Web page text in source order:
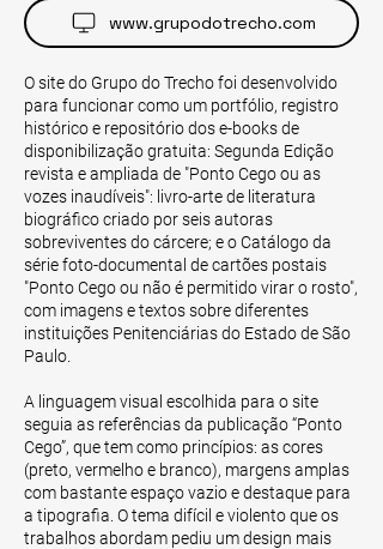
www.grupodotrecho.com
O site do Grupo do Trecho foi desenvolvido
para funcionar como um portfólio, registro
histórico e repositório dos e-books de
disponibilização gratuita: Segunda Edição
revista e ampliada de "Ponto Cego ou as
vozes inaudíveis": livro-arte de literatura
biográfico criado por seis autoras
sobreviventes do cárcere; e o Catálogo da
série foto-documental de cartões postais
"Ponto Cego ou não é permitido virar o rosto",
com imagens e textos sobre diferentes
instituições Penitenciárias do Estado de São
Paulo.
A linguagem visual escolhida para o site
seguia as referências da publicação “Ponto
Cego”, que tem como princípios: as cores
(preto, vermelho e branco), margens amplas
com bastante espaço vazio e destaque para
a tipografia. O tema difícil e violento que os
trabalhos abordam pediu um design mais